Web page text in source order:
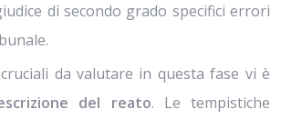
di secondo grado specifici errori
da valutare in questa fase vi è
del reato. Le tempistiche